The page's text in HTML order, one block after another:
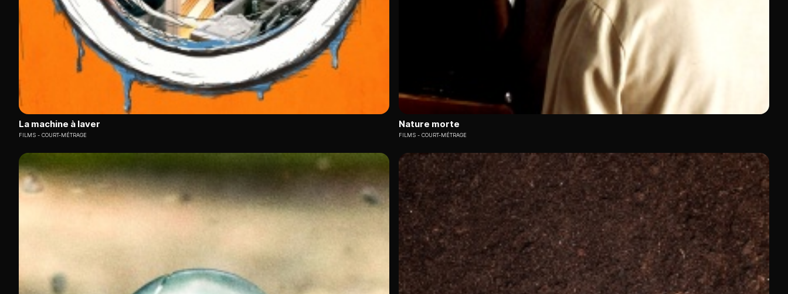
La machine à laver
FILMS COURT-MÉTRAGE
Nature morte
FILMS COURT-MÉTRAGE